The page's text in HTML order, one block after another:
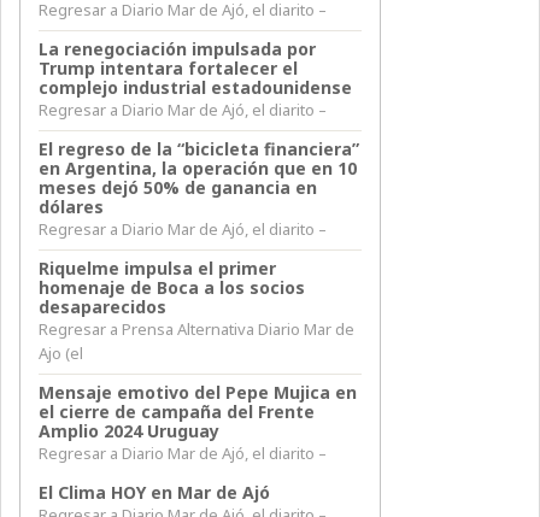
Regresar a Diario Mar de Ajó, el diarito –
La renegociación impulsada por
Trump intentara fortalecer el
complejo industrial estadounidense
Regresar a Diario Mar de Ajó, el diarito –
El regreso de la “bicicleta financiera”
en Argentina, la operación que en 10
meses dejó 50% de ganancia en
dólares
Regresar a Diario Mar de Ajó, el diarito –
Riquelme impulsa el primer
homenaje de Boca a los socios
desaparecidos
Regresar a Prensa Alternativa Diario Mar de
Ajo (el
Mensaje emotivo del Pepe Mujica en
el cierre de campaña del Frente
Amplio 2024 Uruguay
Regresar a Diario Mar de Ajó, el diarito –
El Clima HOY en Mar de Ajó